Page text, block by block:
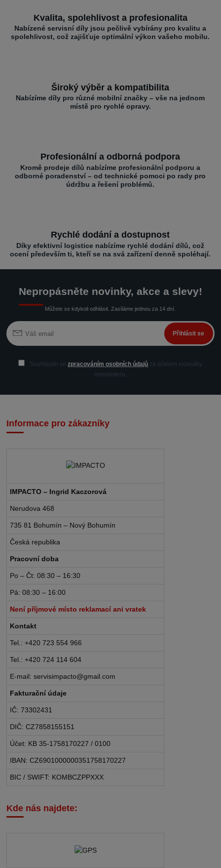
Kvalita, spolehlivost a profesionalita
Nabízené servisní díly jsou pečlivě vybírány pro kvalitu a
spolehlivost, což zajišťuje optimální výkon vašeho mobilu.
Široký výběr a kompatibilita
Nabízíme díly pro různé mobilní značky – vše na jednom
místě pro rychlé opravy.
Profesionální a odborná podpora
Kromě prodeje dílů nabízíme profesionální podporu a
odborné poradenství – od technické pomoci po rady pro
údržbu a řešení problémů.
Rychlé dodání a dostupnost
Díky efektivní logistice nabízíme rychlé dodání dílů, což
ocení především ti, kteří se na svá zařízení denně spoléhají.
Nepropásněte novinky, akce a slevy!
Můžete se kdykoli odhlásit. Zasíláme jednou za 14 dní.
Přihlásit se
Souhlasím sezpracováním osobních údajů za účelem rozesílky
newsletteru.
Informace pro zákazníky
IMPACTO – Ingrid Kaczorová
Nerudova 468
735 81 Bohumín – Nový Bohumín
Česká republika
Pracovní doba
Po – Čt: 08:30 – 16:30
Pá: 08:30 – 16:00
Není příjmové místo reklamací ani vratek
Kontakt
Tel.: +420 723 554 966
Tel.: +420 724 114 604
E-mail: servisimpacto@gmail.com
Fakturační údaje
IČ: 73302431
DIČ: CZ7858155151
Účet: KB 35-1758170227 / 0100
IBAN: CZ6901000000351758170227
BIC / SWIFT: KOMBCZPPXXX
Kde nás najdete: